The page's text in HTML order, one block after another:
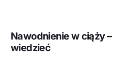
Nawodnienie w ciąży
wiedzieć